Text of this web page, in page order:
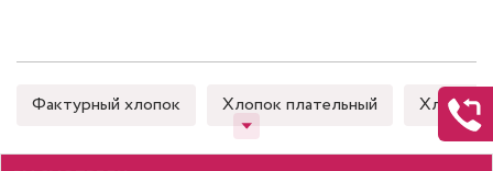
Фактурный хлопок Хлопок плательный Хлопок